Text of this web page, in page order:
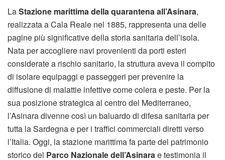
LaStazione marittima della quarantena all’Asinara,
realizzata a Cala Reale nel 1885, rappresenta una delle
pagine più significative della storia sanitaria dell’isola.
Nata per accogliere navi provenienti da porti esteri
considerate a rischio sanitario, la struttura aveva il compito
di isolare equipaggi e passeggeri per prevenire la
diffusione di malattie infettive come colera e peste. Per la
sua posizione strategica al centro del Mediterraneo,
l’Asinara divenne così un baluardo di difesa sanitaria per
tutta la Sardegna e per i traffici commerciali diretti verso
l’Italia. Oggi, la stazione marittima fa parte del patrimonio
storico del Parco Nazionale dell’Asinara e testimonia il